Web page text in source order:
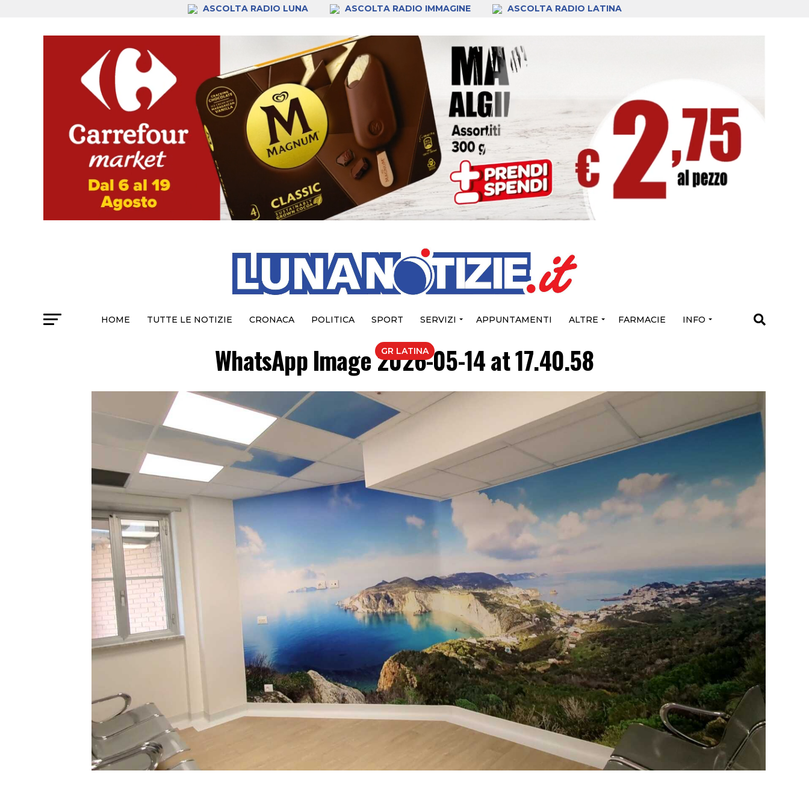
ASCOLTA RADIO LUNA ASCOLTA RADIO IMMAGINE ASCOLTA RADIO LATINA
HOME TUTTE LE NOTIZIE CRONACA POLITICA SPORT SERVIZI APPUNTAMENTI ALTRE FARMACIE INFO
GR LATINA
WhatsApp Image 2026-05-14 at 17.40.58